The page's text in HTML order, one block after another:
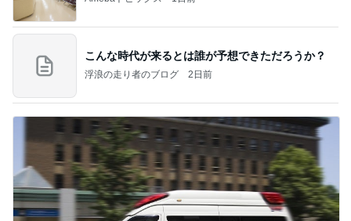
こんな時代が来るとは誰が予想できただろうか？
浮浪の走り者のブログ 2日前